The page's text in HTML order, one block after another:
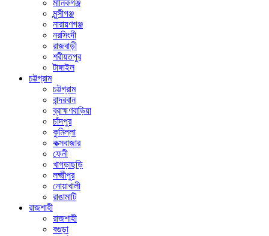
মানিকগঞ্জ
মুন্সীগঞ্জ
নারায়ণগঞ্জ
নরসিংদী
রাজবাড়ী
শরীয়তপুর
টাঙ্গাইল
চট্টগ্রাম
চট্টগ্রাম
বান্দরবান
ব্রাহ্মণবাড়িয়া
চাঁদপুর
কুমিল্লা
কক্সবাজার
ফেনী
খাগড়াছড়ি
লক্ষ্মীপুর
নোয়াখালী
রাঙামাটি
রাজশাহী
রাজশাহী
বগুড়া